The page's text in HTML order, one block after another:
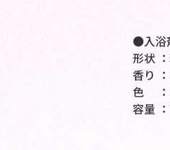
●入浴
形状
香り
色 ：
容量